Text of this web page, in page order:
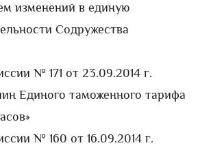
изменений в единую
Содружества
№ 171 от 23.09.2014 г.
Единого таможенного тарифа
№ 160 от 16.09.2014 г.